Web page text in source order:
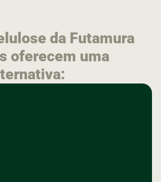
da Futamura
oferecem uma